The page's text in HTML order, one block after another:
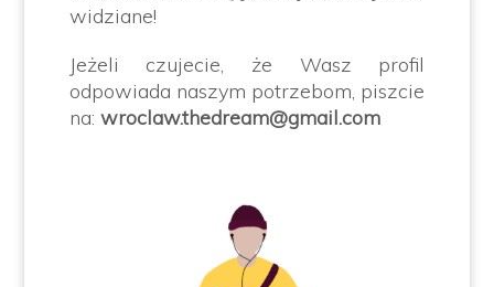
widziane!
Jeżeli czujecie, że Wasz profil
odpowiada naszym potrzebom, piszcie
na: wroclaw.thedream@gmail.com